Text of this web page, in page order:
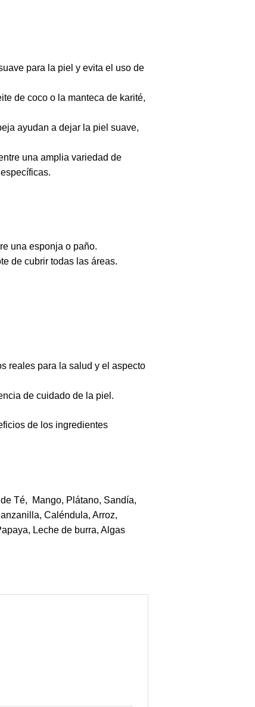
para la piel y evita el uso de
de coco o la manteca de karité,
ayudan a dejar la piel suave,
una amplia variedad de
una esponja o paño.
de cubrir todas las áreas.
reales para la salud y el aspecto
de cuidado de la piel.
de los ingredientes
Té, Mango, Plátano, Sandía,
Caléndula, Arroz,
Leche de burra, Algas